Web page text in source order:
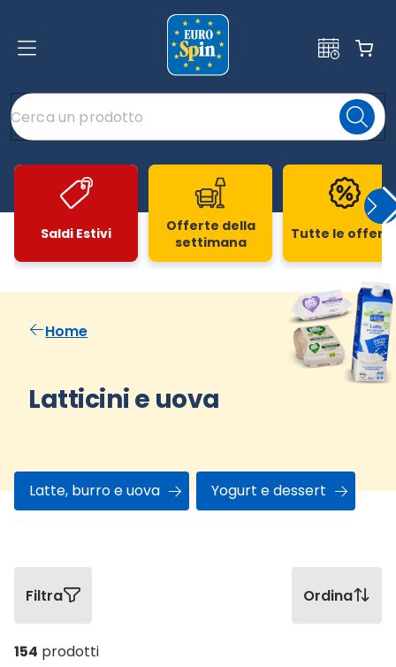
Saldi Estivi
Offerte della
settimana
Tutte le
Home
Latticini e uova
Latte, burro e uova Yogurt e dessert
Filtra Ordina
154 prodotti